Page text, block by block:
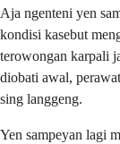
Aja ngenteni yen
kondisi kasebut
terowongan karpali
diobati awal,
sing langgeng.
Yen sampeyan lagi